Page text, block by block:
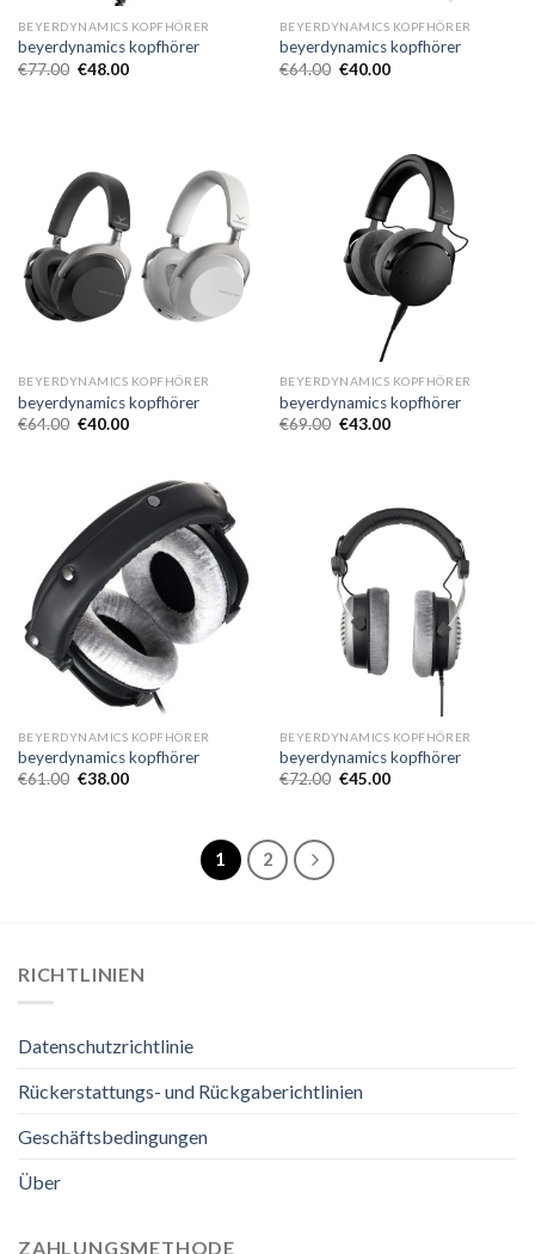
BEYERDYNAMICS KOPFHÖRER
beyerdynamics kopfhörer
€77.00 €48.00
BEYERDYNAMICS KOPFHÖRER
beyerdynamics kopfhörer
€64.00 €40.00
BEYERDYNAMICS KOPFHÖRER
beyerdynamics kopfhörer
€64.00 €40.00
BEYERDYNAMICS KOPFHÖRER
beyerdynamics kopfhörer
€69.00 €43.00
BEYERDYNAMICS KOPFHÖRER
beyerdynamics kopfhörer
€61.00 €38.00
BEYERDYNAMICS KOPFHÖRER
beyerdynamics kopfhörer
€72.00 €45.00
1 2
RICHTLINIEN
Datenschutzrichtlinie
Rückerstattungs- und Rückgaberichtlinien
Geschäftsbedingungen
Über
ZAHLUNGSMETHODE